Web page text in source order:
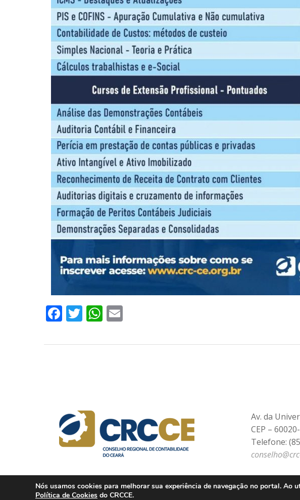
Facebook
TwitterWhatsApp
Av. da
CEP –
Telefone:
Nós usamos cookies para melhorar sua experiência de navegação no portal. Ao
Política de Cookies do CRCCE.